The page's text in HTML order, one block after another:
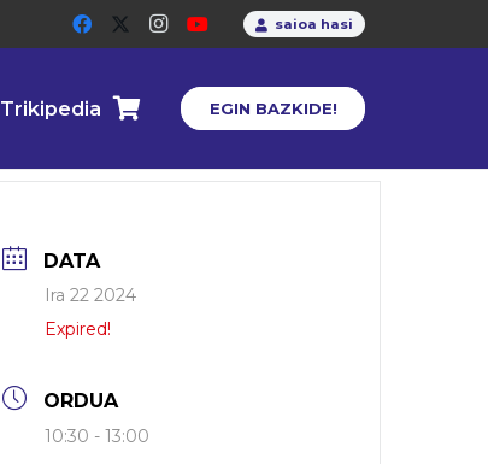
saioa hasi
Trikipedia EGIN BAZKIDE!
DATA
Ira 22 2024
Expired!
ORDUA
10:30 - 13:00